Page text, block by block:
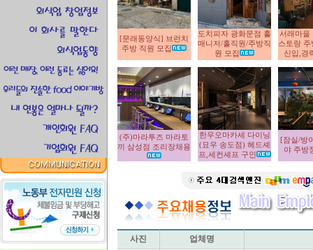
[문래동양식] 브런치
주방 직원 모집
도치피자 광화문점 홀
매니저/홀직원/주방직
원 모집
서래마을
스토랑 주
신입,경
(주)마라투즈 마라토
끼 삼성점 조리장채용
한우오마카세 다이닝
(묘우 송도점) 헤드셰
프,세컨셰프 구인
[잠실/방
야 주방
사진 업체명